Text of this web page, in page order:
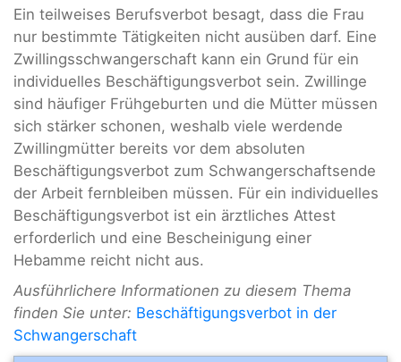
Ein teilweises Berufsverbot besagt, dass die Frau
nur bestimmte Tätigkeiten nicht ausüben darf. Eine
Zwillingsschwangerschaft kann ein Grund für ein
individuelles Beschäftigungsverbot sein. Zwillinge
sind häufiger Frühgeburten und die Mütter müssen
sich stärker schonen, weshalb viele werdende
Zwillingmütter bereits vor dem absoluten
Beschäftigungsverbot zum Schwangerschaftsende
der Arbeit fernbleiben müssen. Für ein individuelles
Beschäftigungsverbot ist ein ärztliches Attest
erforderlich und eine Bescheinigung einer
Hebamme reicht nicht aus.
Ausführlichere Informationen zu diesem Thema
finden Sie unter: Beschäftigungsverbot in der
Schwangerschaft